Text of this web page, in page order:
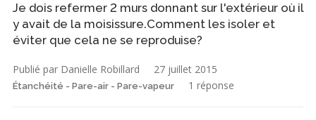
Je dois refermer 2 murs donnant sur l'extérieur où il
y avait de la moisissure.Comment les isoler et
éviter que cela ne se reproduise?
Publié par Danielle Robillard 27 juillet 2015
Étanchéité - Pare-air - Pare-vapeur 1 réponse